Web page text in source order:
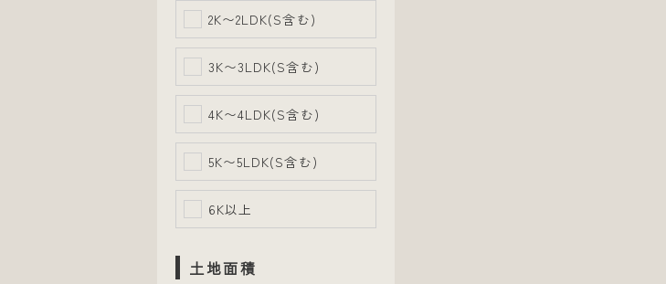
2K〜2LDK(S含む)
3K〜3LDK(S含む)
4K〜4LDK(S含む)
5K〜5LDK(S含む)
6K以上
土地面積